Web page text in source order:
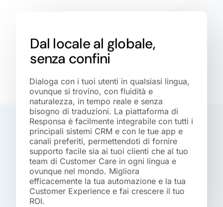
Dal locale al globale,
senza confini
Dialoga con i tuoi utenti in qualsiasi lingua,
ovunque si trovino, con fluidità e
naturalezza, in tempo reale e senza
bisogno di traduzioni. La piattaforma di
Responsa è facilmente integrabile con tutti i
principali sistemi CRM e con le tue app e
canali preferiti, permettendoti di fornire
supporto facile sia ai tuoi clienti che al tuo
team di Customer Care in ogni lingua e
ovunque nel mondo. Migliora
efficacemente la tua automazione e la tua
Customer Experience e fai crescere il tuo
ROI.